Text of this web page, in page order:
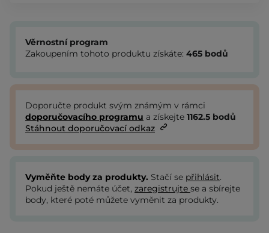
Věrnostní program
Zakoupením tohoto produktu získáte: 465 bodů
Doporučte produkt svým známým v rámci
doporučovacího programu a získejte 1162.5 bodů
Stáhnout doporučovací odkaz
Vyměňte body za produkty. Stačí se přihlásit.
Pokud ještě nemáte účet, zaregistrujte se a sbírejte
body, které poté můžete vyměnit za produkty.